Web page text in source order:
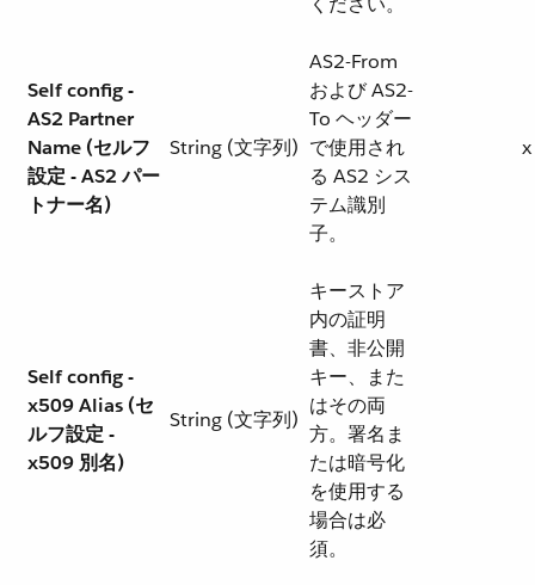
Self config -
AS2 Partner
Name (セルフ
設定 - AS2 パー
トナー名)
String (文字列)
AS2-From
および AS2-
To ヘッダー
で使用され
る AS2 シス
テム識別
子。
x
Self config -
x509 Alias (セ
ルフ設定 -
x509 別名)
String (文字列)
キーストア
内の証明
書、非公開
キー、また
はその両
方。署名ま
たは暗号化
を使用する
場合は必
須。